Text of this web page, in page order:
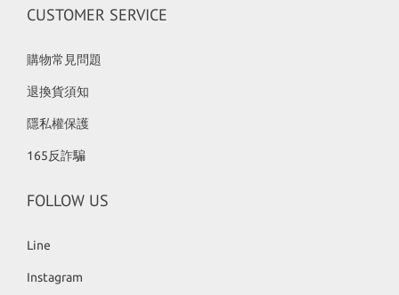
CUSTOMER SERVICE
購物常見問題
退換貨須知
隱私權保護
165反詐騙
FOLLOW US
Line
Instagram